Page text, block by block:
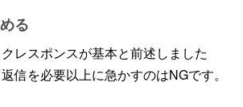
る
レスポンスが基本と前述しました
信を必要以上に急かすのはNGです。